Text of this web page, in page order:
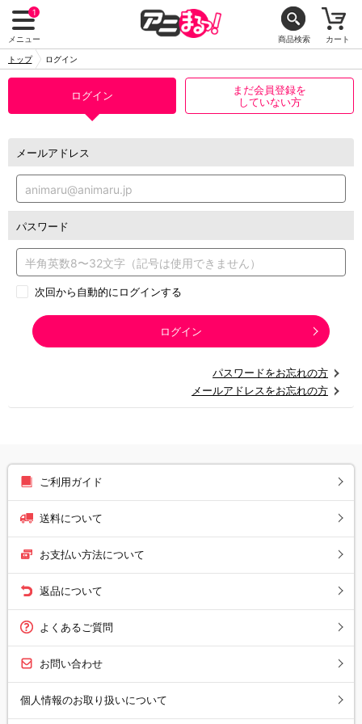
1
メニュー 商品検索 カート
トップ ログイン
ログイン
まだ会員登録を
していない方
メールアドレス
パスワード
次回から自動的にログインする
ログイン
パスワードをお忘れの方
メールアドレスをお忘れの方
ご利用ガイド
送料について
お支払い方法について
返品について
よくあるご質問
お問い合わせ
個人情報のお取り扱いについて